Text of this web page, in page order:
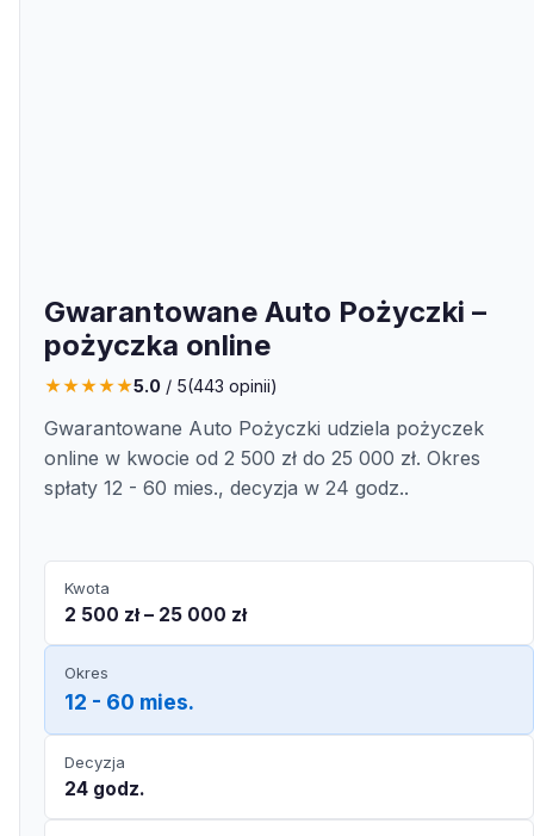
Gwarantowane Auto Pożyczki –
pożyczka online
★★★★★5.0 / 5(443 opinii)
Gwarantowane Auto Pożyczki udziela pożyczek
online w kwocie od 2 500 zł do 25 000 zł. Okres
spłaty 12 - 60 mies., decyzja w 24 godz..
Kwota
2 500 zł – 25 000 zł
Okres
12 - 60 mies.
Decyzja
24 godz.